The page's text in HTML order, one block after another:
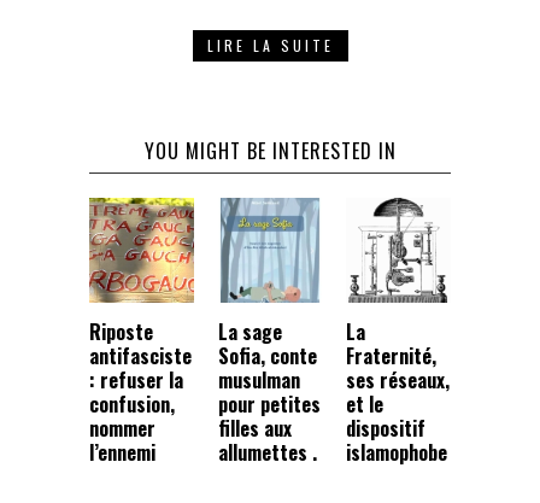
LIRE LA SUITE
YOU MIGHT BE INTERESTED IN
Riposte
antifasciste
: refuser la
confusion,
nommer
l’ennemi
La sage
Sofia, conte
musulman
pour petites
filles aux
allumettes .
La
Fraternité,
ses réseaux,
et le
dispositif
islamophobe